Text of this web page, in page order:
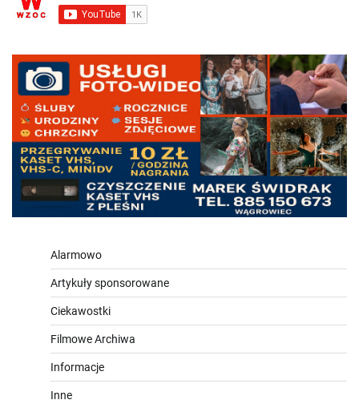
Alarmowo
Artykuły sponsorowane
Ciekawostki
Filmowe Archiwa
Informacje
Inne